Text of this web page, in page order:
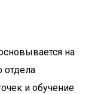
на
отдела
и обучение